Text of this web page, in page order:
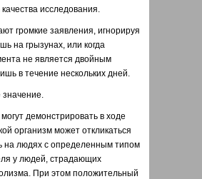
исследования.
громкие заявления, игнорируя
на грызунах, или когда
не является двойным
в течение нескольких дней.
значение.
демонстрировать в ходе
организм может откликаться
на людях с определенным типом
у людей, страдающих
При этом положительный